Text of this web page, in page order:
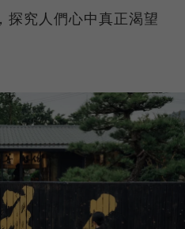
探究人們心中真正渴望